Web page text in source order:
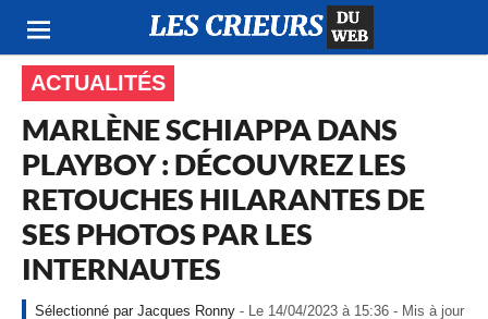
ACTUALITÉS
MARLÈNE SCHIAPPA DANS
PLAYBOY : DÉCOUVREZ LES
RETOUCHES HILARANTES DE
SES PHOTOS PAR LES
INTERNAUTES
Jacques Ronny - Le 14/04/2023 à 15:36 - Mis à jour